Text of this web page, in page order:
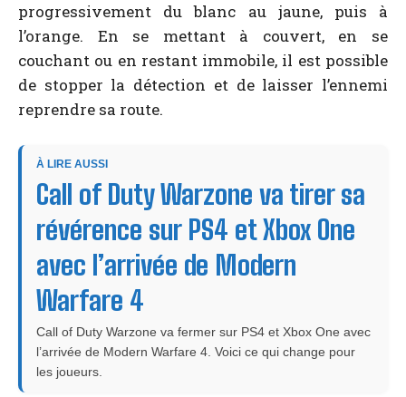
progressivement du blanc au jaune, puis à
l’orange. En se mettant à couvert, en se
couchant ou en restant immobile, il est possible
de stopper la détection et de laisser l’ennemi
reprendre sa route.
À LIRE AUSSI
Call of Duty Warzone va tirer sa
révérence sur PS4 et Xbox One
avec l’arrivée de Modern
Warfare 4
Call of Duty Warzone va fermer sur PS4 et Xbox One avec
l’arrivée de Modern Warfare 4. Voici ce qui change pour
les joueurs.